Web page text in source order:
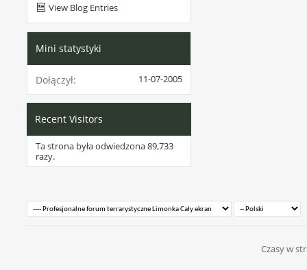
View Blog Entries
Mini statystyki
Dołączył 11-07-2005
Recent Visitors
Ta strona była odwiedzona89,733
razy.
Czasy w